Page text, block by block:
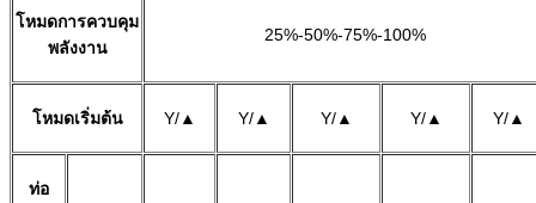
โหมดการควบคุม
พลังงาน
25%-50%-75%-100%
โหมดเริ่มต้น Y/▲ Y/▲ Y/▲ Y/▲ Y/▲
ท่อ